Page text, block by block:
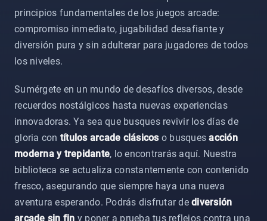
principios fundamentales de los juegos arcade:
compromiso inmediato, jugabilidad desafiante y
diversión pura y sin adulterar para jugadores de todos
los niveles.
Sumérgete en un mundo de desafíos diversos, desde
recuerdos nostálgicos hasta nuevas experiencias
innovadoras. Ya sea que busques revivir los días de
gloria con títulos arcade clásicoso busquesacción
moderna y trepidante, lo encontrarás aquí. Nuestra
biblioteca se actualiza constantemente con contenido
fresco, asegurando que siempre haya una nueva
aventura esperando. Podrás disfrutar de diversión
arcade sin fin y poner a prueba tus reflejos contra una